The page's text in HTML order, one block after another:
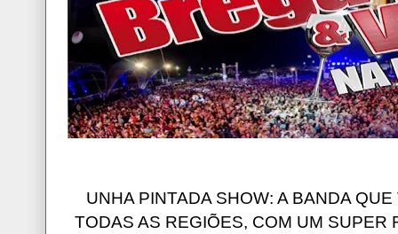
UNHA PINTADA SHOW: A BANDA
TODAS AS REGIÕES, COM UM SUPER